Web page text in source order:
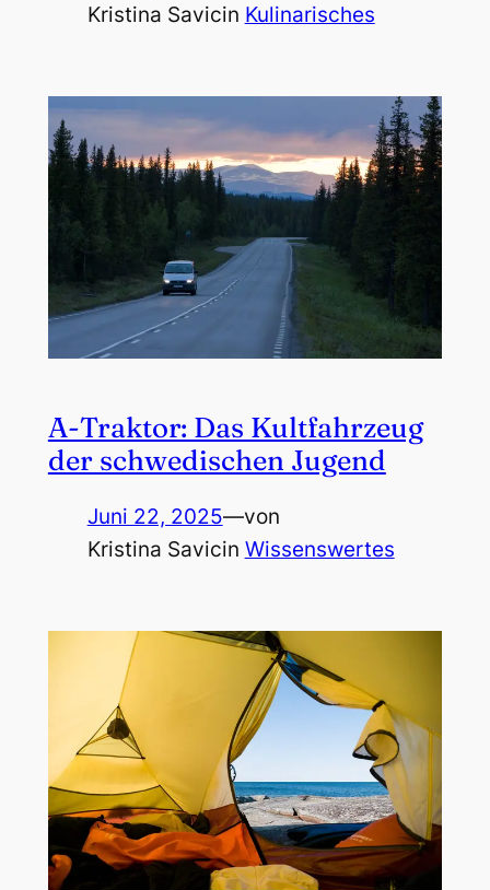
Kristina Savicin Kulinarisches
A-Traktor: Das Kultfahrzeug
der schwedischen Jugend
Juni 22, 2025—von
Kristina Savicin Wissenswertes